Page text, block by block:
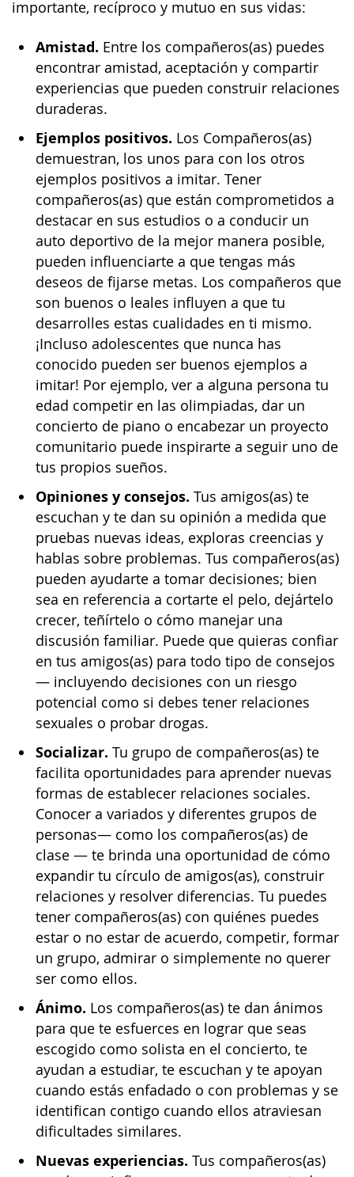
importante, recíproco y mutuo en sus vidas:
Amistad. Entre los compañeros(as) puedes
encontrar amistad, aceptación y compartir
experiencias que pueden construir relaciones
duraderas.
Ejemplos positivos. Los Compañeros(as)
demuestran, los unos para con los otros
ejemplos positivos a imitar. Tener
compañeros(as) que están comprometidos a
destacar en sus estudios o a conducir un
auto deportivo de la mejor manera posible,
pueden influenciarte a que tengas más
deseos de fijarse metas. Los compañeros que
son buenos o leales influyen a que tu
desarrolles estas cualidades en ti mismo.
¡Incluso adolescentes que nunca has
conocido pueden ser buenos ejemplos a
imitar! Por ejemplo, ver a alguna persona tu
edad competir en las olimpiadas, dar un
concierto de piano o encabezar un proyecto
comunitario puede inspirarte a seguir uno de
tus propios sueños.
Opiniones y consejos. Tus amigos(as) te
escuchan y te dan su opinión a medida que
pruebas nuevas ideas, exploras creencias y
hablas sobre problemas. Tus compañeros(as)
pueden ayudarte a tomar decisiones; bien
sea en referencia a cortarte el pelo, dejártelo
crecer, teñírtelo o cómo manejar una
discusión familiar. Puede que quieras confiar
en tus amigos(as) para todo tipo de consejos
— incluyendo decisiones con un riesgo
potencial como si debes tener relaciones
sexuales o probar drogas.
Socializar. Tu grupo de compañeros(as) te
facilita oportunidades para aprender nuevas
formas de establecer relaciones sociales.
Conocer a variados y diferentes grupos de
personas— como los compañeros(as) de
clase — te brinda una oportunidad de cómo
expandir tu círculo de amigos(as), construir
relaciones y resolver diferencias. Tu puedes
tener compañeros(as) con quiénes puedes
estar o no estar de acuerdo, competir, formar
un grupo, admirar o simplemente no querer
ser como ellos.
Ánimo. Los compañeros(as) te dan ánimos
para que te esfuerces en lograr que seas
escogido como solista en el concierto, te
ayudan a estudiar, te escuchan y te apoyan
cuando estás enfadado o con problemas y se
identifican contigo cuando ellos atraviesan
dificultades similares.
Nuevas experiencias. Tus compañeros(as)